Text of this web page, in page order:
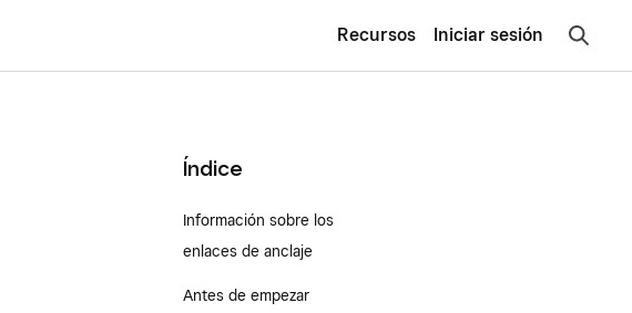
Recursos Iniciar sesión
Índice
Información sobre los
enlaces de anclaje
Antes de empezar